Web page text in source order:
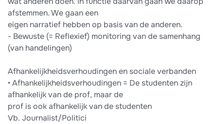
afstemmen. We gaan een
eigen narratief hebben op basis van de anderen.
- Bewuste (= Reflexief) monitoring van de samenhang
(van handelingen)
Afhankelijkheidsverhoudingen en sociale verbanden
• Afhankelijkheidsverhoudingen = De studenten zijn
afhankelijk van de prof, maar de
prof is ook afhankelijk van de studenten
Vb. Journalist/Politici